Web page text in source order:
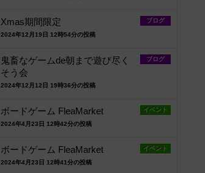
ブログ
Xmas期間限定
2024年12月19日 12時54分の投稿
ブログ
鬼畜なゲームde朝まで遊び尽く
そう会
2024年12月12日 19時36分の投稿
イベント
ボードゲーム FleaMarket
2024年4月23日 12時42分の投稿
イベント
ボードゲーム FleaMarket
2024年4月23日 12時41分の投稿